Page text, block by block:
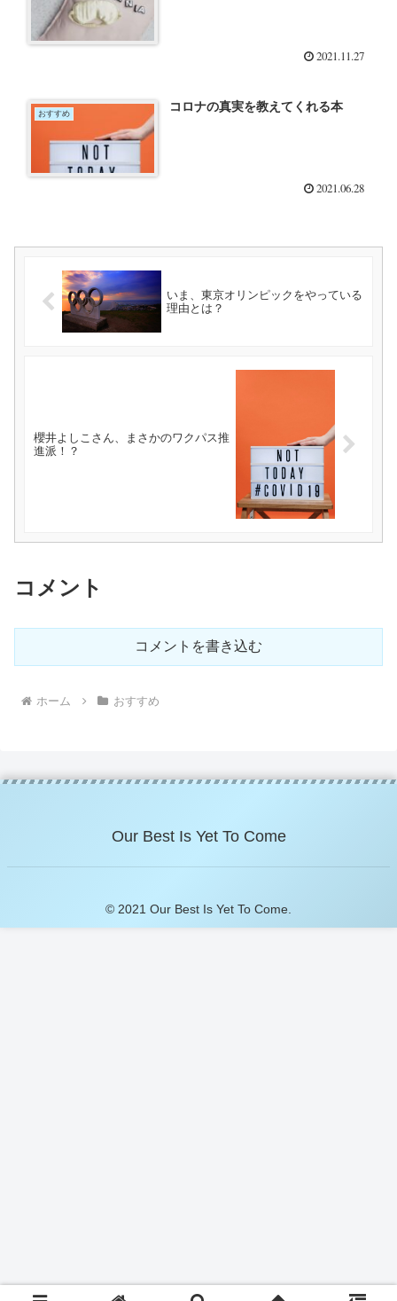
2021.11.27
おすすめ コロナの真実を教えてくれる本
2021.06.28
いま、東京オリンピックをやっている
理由とは？
櫻井よしこさん、まさかのワクパス推
進派！？
コメント
コメントを書き込む
ホーム おすすめ
Our Best Is Yet To Come
© 2021 Our Best Is Yet To Come.